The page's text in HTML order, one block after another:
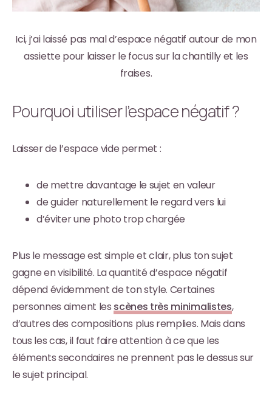
Ici, j’ai laissé pas mal d’espace négatif autour de mon
assiette pour laisser le focus sur la chantilly et les
fraises.
Pourquoi utiliser l’espace négatif ?
Laisser de l’espace vide permet :
de mettre davantage le sujet en valeur
de guider naturellement le regard vers lui
d’éviter une photo trop chargée
Plus le message est simple et clair, plus ton sujet
gagne en visibilité. La quantité d’espace négatif
dépend évidemment de ton style. Certaines
personnes aiment les scènes très minimalistes,
d’autres des compositions plus remplies. Mais dans
tous les cas, il faut faire attention à ce que les
éléments secondaires ne prennent pas le dessus sur
le sujet principal.